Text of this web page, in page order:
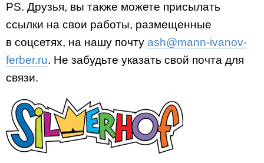
PS. Друзья, вы также можете присылать
ссылки на свои работы, размещенные
в соцсетях, на нашу почту ash@mann-ivanov-
ferber.ru. Не забудьте указать свой почта для
связи.